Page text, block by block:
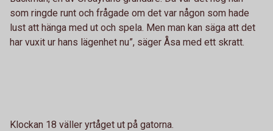
som ringde runt och frågade om det var någon som hade
lust att hänga med ut och spela. Men man kan säga att det
har vuxit ur hans lägenhet nu”, säger Åsa med ett skratt.
Klockan 18 väller yrtåget ut på gatorna.